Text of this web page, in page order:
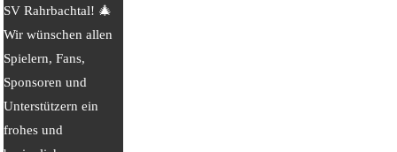
SV Rahrbachtal! 🎄
Wir wünschen allen
Spielern, Fans,
Sponsoren und
Unterstützern ein
frohes und